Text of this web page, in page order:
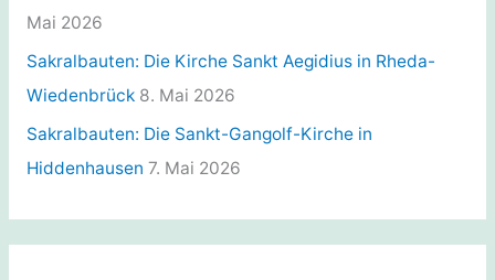
Mai 2026
Sakralbauten: Die Kirche Sankt Aegidius in Rheda-
Wiedenbrück 8. Mai 2026
Sakralbauten: Die Sankt-Gangolf-Kirche in
Hiddenhausen 7. Mai 2026